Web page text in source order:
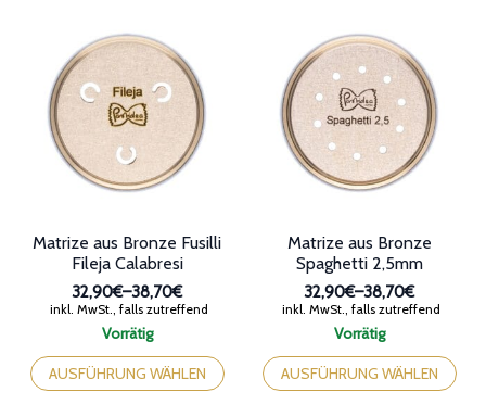
Optionen
können
auf
Produktseite
Optionen
können
auf
Produktseite
Vorrätig
Matrize aus Bronze Fusilli
Fileja Calabresi
32,90€–38,70€
Preisspanne:
32,90€
38,70€
inkl. MwSt., falls zutreffend
AUSFÜHRUNG WÄHLEN
Dieses
Produkt
weist
Vorrätig
Matrize aus Bronze
Spaghetti 2,5mm
32,90€–38,70€
Preisspanne:
32,90€
38,70€
inkl. MwSt., falls zutreffend
AUSFÜHRUNG WÄHLEN
Dieses
Produkt
weist